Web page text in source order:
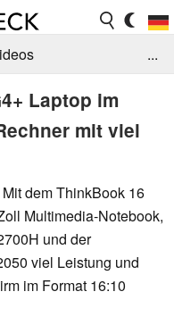
Jobs
...
Laptop im
mit viel
Mit dem ThinkBook 16
Multimedia-Notebook,
und der
viel Leistung und
im Format 16:10